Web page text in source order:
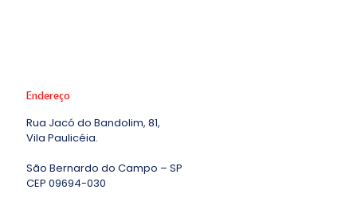
Endereço
Rua Jacó do Bandolim, 81,
Vila Paulicéia.
São Bernardo do Campo – SP
CEP 09694-030